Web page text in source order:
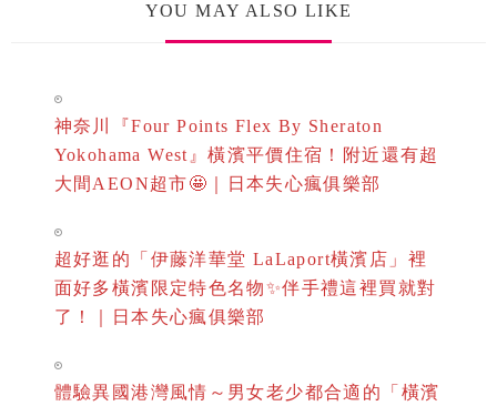
YOU MAY ALSO LIKE
神奈川『Four Points Flex By Sheraton
Yokohama West』橫濱平價住宿！附近還有超
大間AEON超市🤩｜日本失心瘋俱樂部
超好逛的「伊藤洋華堂 LaLaport橫濱店」裡
面好多橫濱限定特色名物✨伴手禮這裡買就對
了！｜日本失心瘋俱樂部
體驗異國港灣風情～男女老少都合適的「橫濱